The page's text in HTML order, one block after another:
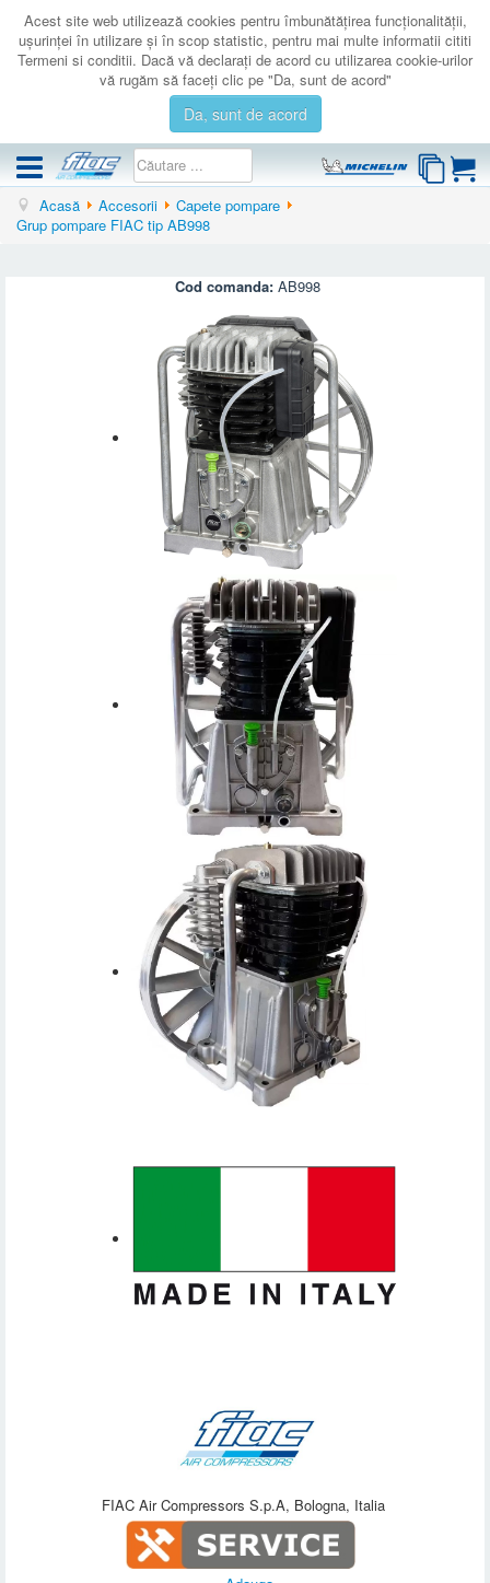
Acest site web utilizează cookies pentru îmbunătăţirea funcţionalităţii,
uşurinţei în utilizare şi în scop statistic, pentru mai multe informatii cititi
Termeni si conditii. Dacă vă declaraţi de acord cu utilizarea cookie-urilor
vă rugăm să faceţi clic pe "Da, sunt de acord"
Da, sunt de acord
COMPRESOARE
Acasă Accesorii
Capete pompare
Grup pompare FIAC tip AB998
Cod comanda: AB998
FIAC Air Compressors S.p.A, Bologna, Italia